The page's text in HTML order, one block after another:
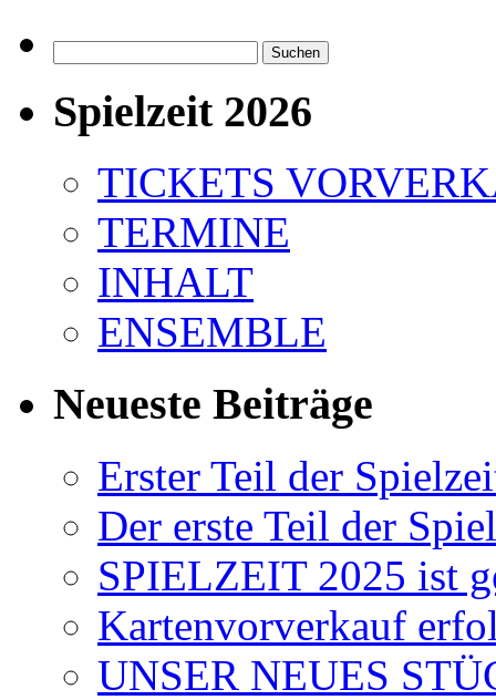
nach:
Spielzeit 2026
TICKETS
TERMINE
INHALT
ENSEMBLE
Neueste Beiträge
Erster Teil der
Der erste Teil der
SPIELZEIT 2025 ist
Kartenvorverkauf
UNSER NEUES